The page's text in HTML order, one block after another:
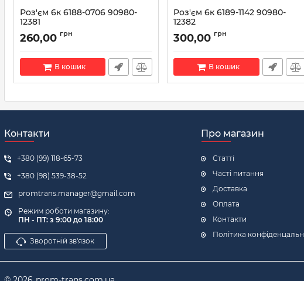
Роз'єм 6к 6188-0706 90980-
12381
Артикул: 90980-12381
260,00 грн
В кошик
Роз'єм 6к 6189-1142 90980-
12382
Артикул: 90980-12382
300,00 грн
В кошик
Контакти
+380 (99) 118-65-73
+380 (98) 539-38-52
promtrans.manager@gmail.com
Режим роботи магазину:
ПН - ПТ: з 9:00 до 18:00
Зворотній зв'язок
Про магазин
Статті
Часті питання
Доставка
Оплата
Контакти
Політика